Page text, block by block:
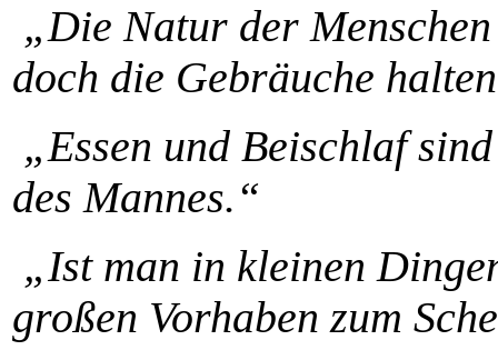
„Die Natur der
doch die Gebräuche
„Essen und Beischlaf
des Mannes.“
„Ist man in kleinen
großen Vorhaben zum